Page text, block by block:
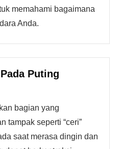
memahami bagaimana
Anda.
Puting
bagian yang
tampak seperti “ceri”
saat merasa dingin dan